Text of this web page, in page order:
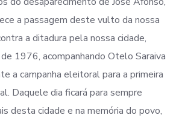
a passagem deste vulto da nossa
a ditadura pela nossa cidade,
1976, acompanhando Otelo Saraiva
a campanha eleitoral para a primeira
Daquele dia ficará para sempre
desta cidade e na memória do povo,